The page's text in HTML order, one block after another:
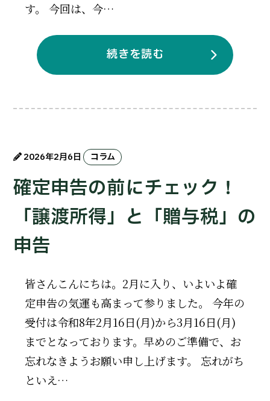
す。 今回は、今…
続きを読む
2026年2月6日 コラム
確定申告の前にチェック！
「譲渡所得」と「贈与税」の
申告
皆さんこんにちは。2月に入り、いよいよ確
定申告の気運も高まって参りました。 今年の
受付は令和8年2月16日(月)から3月16日(月)
までとなっております。早めのご準備で、お
忘れなきようお願い申し上げます。 忘れがち
といえ…